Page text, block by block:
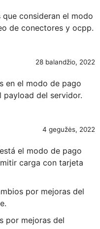
que consideran el modo
de conectores y ocpp.
28 balandžio, 2022
en el modo de pago
payload del servidor.
4 gegužės, 2022
el modo de pago
carga con tarjeta
por mejoras del
por mejoras del